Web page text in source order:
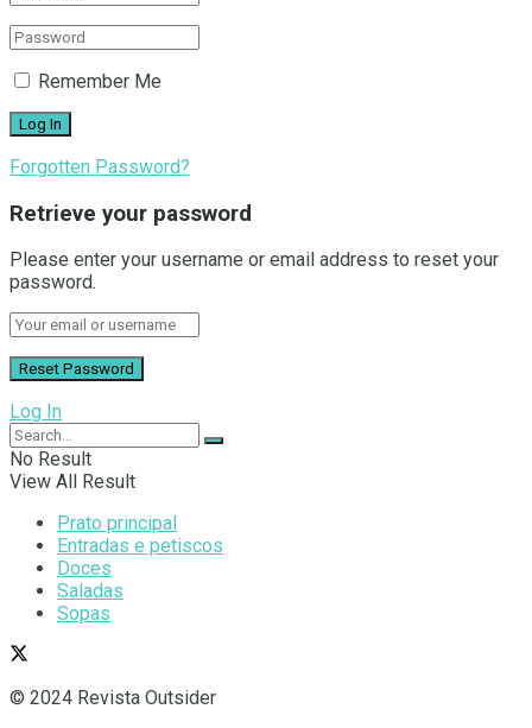
Remember Me
Forgotten Password?
Retrieve your password
Please enter your username or email address to reset your
password.
Log In
No Result
View All Result
Prato principal
Entradas e petiscos
Doces
Saladas
Sopas
© 2024 Revista Outsider